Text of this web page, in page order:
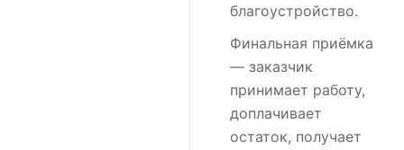
благоустройство.
Финальная приёмка
— заказчик
принимает работу,
доплачивает
остаток, получает